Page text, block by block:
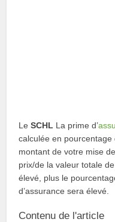
LeSCHL La prime d’
calculée en pourcentage
montant de votre mise
prix/de la valeur totale
élevé, plus le
d’assurance sera élevé.
Contenu de l'article